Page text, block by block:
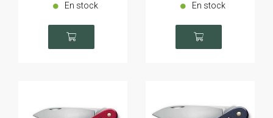
En stock En stock